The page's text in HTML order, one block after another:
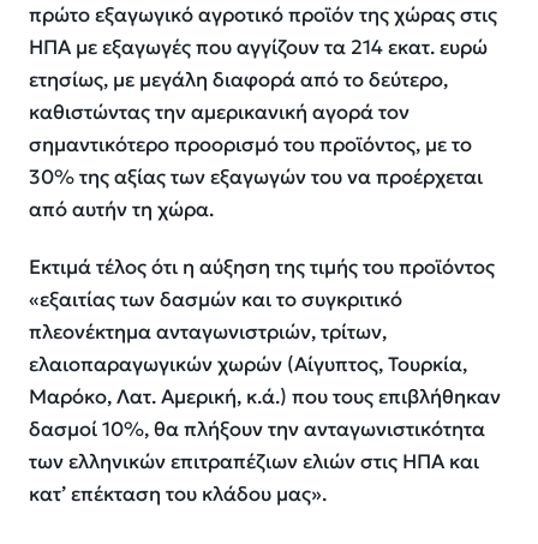
πρώτο εξαγωγικό αγροτικό προϊόν της χώρας στις
ΗΠΑ με εξαγωγές που αγγίζουν τα 214 εκατ. ευρώ
ετησίως, με μεγάλη διαφορά από το δεύτερο,
καθιστώντας την αμερικανική αγορά τον
σημαντικότερο προορισμό του προϊόντος, με το
30% της αξίας των εξαγωγών του να προέρχεται
από αυτήν τη χώρα.
Εκτιμά τέλος ότι η αύξηση της τιμής του προϊόντος
«εξαιτίας των δασμών και το συγκριτικό
πλεονέκτημα ανταγωνιστριών, τρίτων,
ελαιοπαραγωγικών χωρών (Αίγυπτος, Τουρκία,
Μαρόκο, Λατ. Αμερική, κ.ά.) που τους επιβλήθηκαν
δασμοί 10%, θα πλήξουν την ανταγωνιστικότητα
των ελληνικών επιτραπέζιων ελιών στις ΗΠΑ και
κατ’ επέκταση του κλάδου μας».